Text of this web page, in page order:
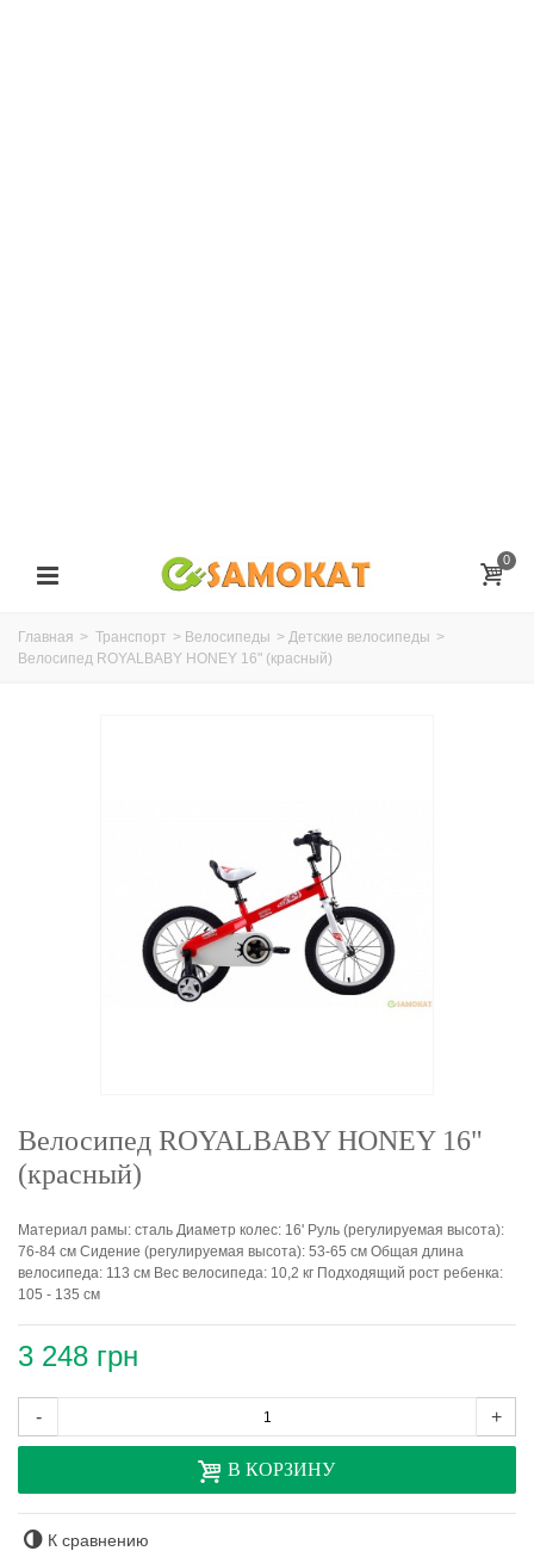
0
Главная > Транспорт > Велосипеды > Детские велосипеды >
Велосипед ROYALBABY HONEY 16" (красный)
Велосипед ROYALBABY HONEY 16"
(красный)
Материал рамы: сталь Диаметр колес: 16' Руль (регулируемая высота):
76-84 см Сидение (регулируемая высота): 53-65 см Общая длина
велосипеда: 113 см Вес велосипеда: 10,2 кг Подходящий рост ребенка:
105 - 135 см
3 248 грн
- +
В КОРЗИНУ
К сравнению